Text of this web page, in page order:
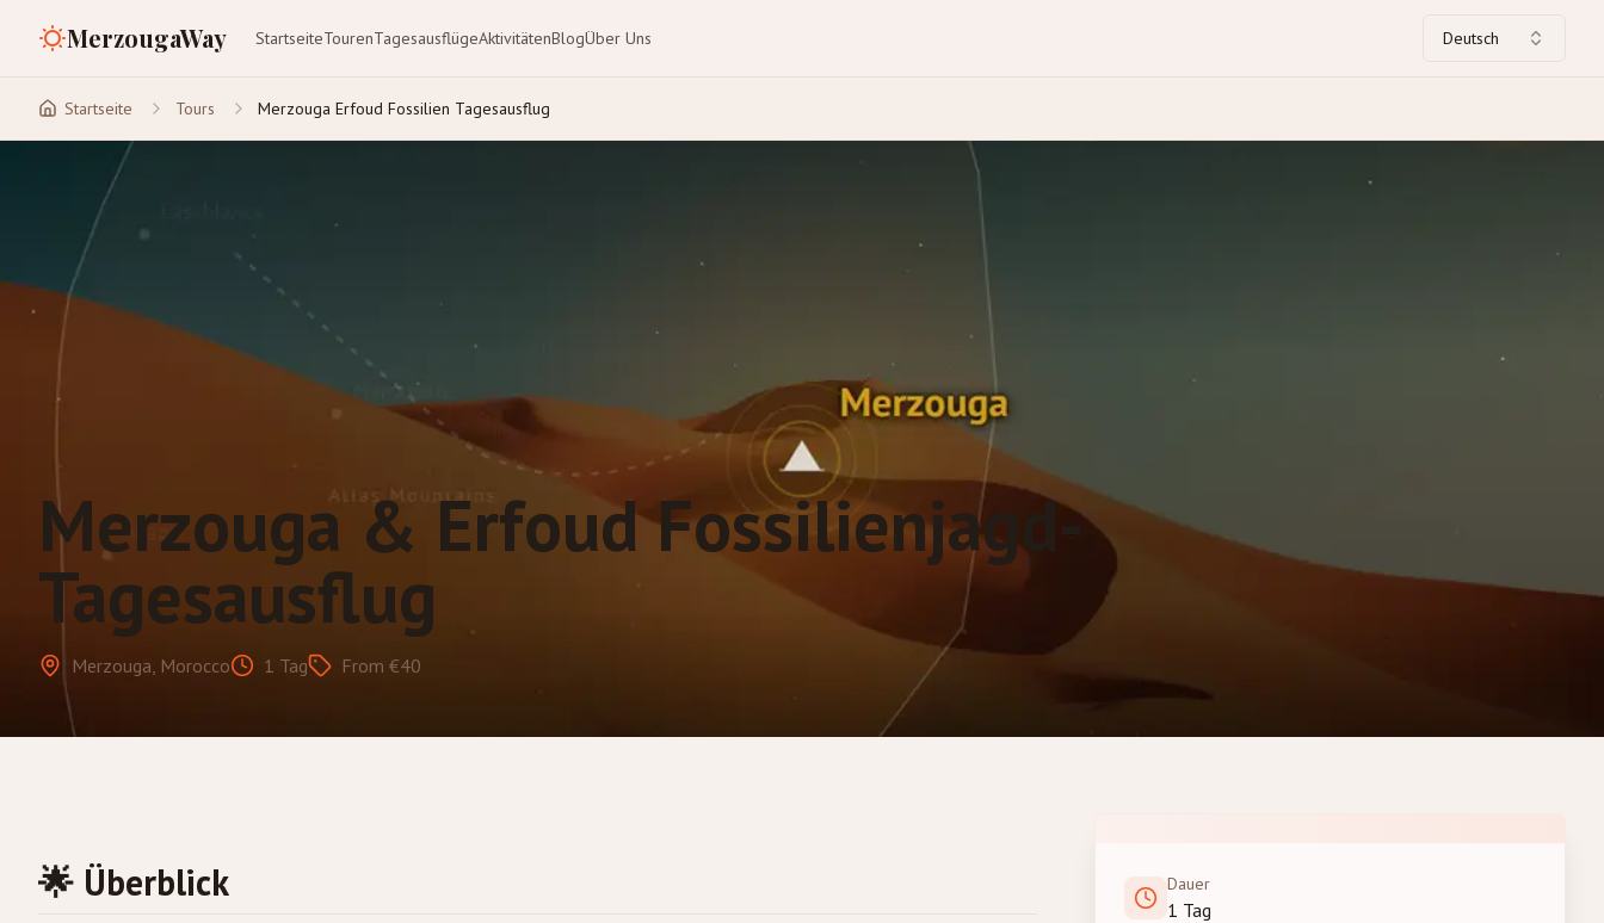
MerzougaWay StartseiteTourenTagesausflügeAktivitätenBlogÜber Uns Deutsch
Startseite Tours Merzouga Erfoud Fossilien Tagesausflug
Merzouga & Erfoud Fossilienjagd-
Tagesausflug
Merzouga, Morocco 1 Tag From €40
🌟 Überblick Dauer
1 Tag